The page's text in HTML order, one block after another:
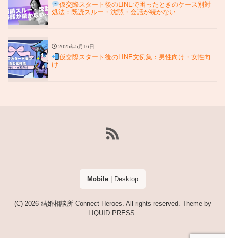
仮交際スタート後のLINEで困ったときのケース別対
処法：既読スルー・沈黙・会話が続かない…
2025年5月16日
仮交際スタート後のLINE文例集：男性向け・女性向
け
Mobile| Desktop
(C) 2026 結婚相談所 Connect Heroes . All rights reserved. Theme by
LIQUID PRESS